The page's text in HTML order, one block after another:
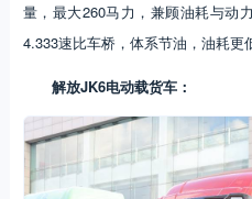
量，最大260马力，兼顾油耗与动
4.333速比车桥，体系节油，油耗更
解放JK6电动载货车：